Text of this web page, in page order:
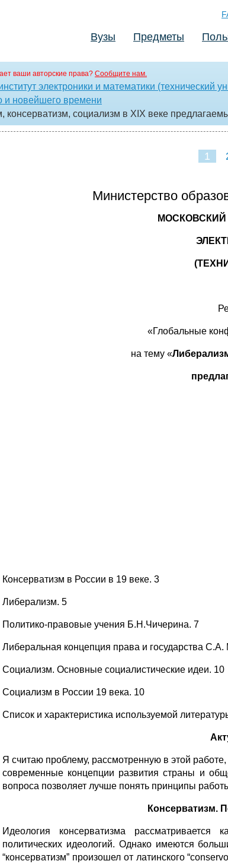
Вузы Предметы
ваши авторские права? Сообщите нам.
электроники и математики (технический
и новейшего времени
консерватизм, социализм в XIX веке
1
Министерство
«Глобальные
на тему «
Консерватизм в России в 19 веке. 3
Либерализм. 5
Политико-правовые учения Б.Н.Чичерина. 7
Либеральная концепция права и государства
Социализм. Основные социалистические идеи. 10
Социализм в России 19 века. 10
Список и характеристика используемой
Я считаю проблему, рассмотренную в этой
современные концепции развития страны и
вопроса позволяет лучше понять принципы
Консерватизм.
Идеология консерватизма
политических идеологий. Однако имеются
“консерватизм” произошел от латинского